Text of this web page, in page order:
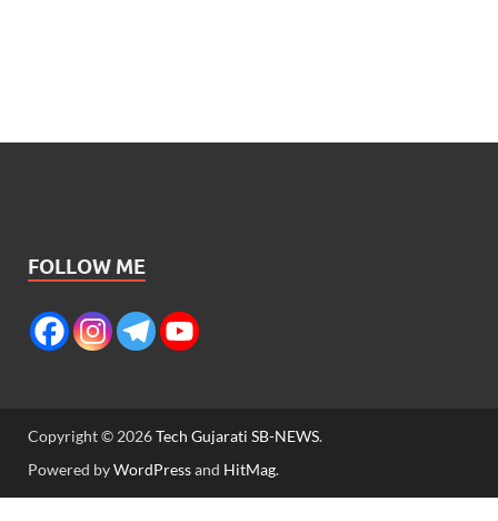
FOLLOW ME
Copyright © 2026Tech Gujarati SB-NEWS.
Powered byWordPressand HitMag.